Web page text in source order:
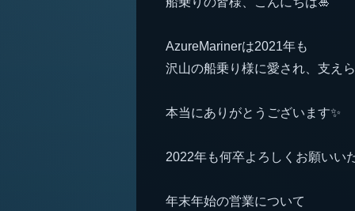
AzureMarinerは2021年も
沢山の船乗り様に愛され、支え
本当にありがとうございます✨
2022年も何卒よろしくお願いい
年末年始の営業について